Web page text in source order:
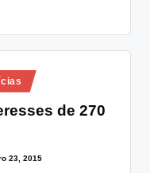
de 270
23, 2015